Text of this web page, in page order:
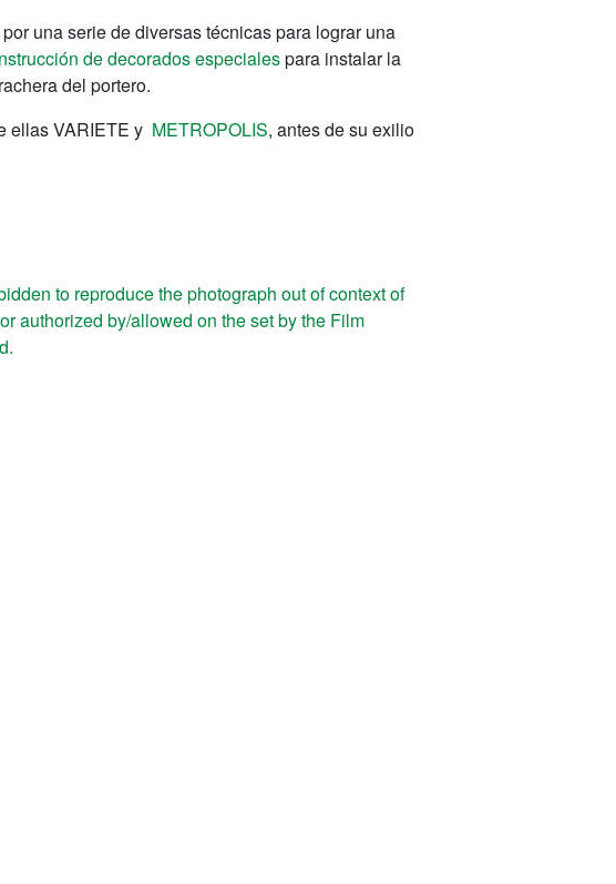
una serie de diversas técnicas para lograr una
de decorados especialespara instalar la
del portero.
ellas VARIETE y METROPOLIS, antes de su exilio